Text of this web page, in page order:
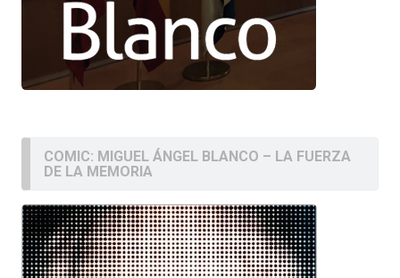
COMIC: MIGUEL ÁNGEL BLANCO – LA FUERZA
DE LA MEMORIA